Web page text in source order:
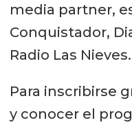
media partner,
Conquistador,
Radio Las Nieves.
Para inscribirse
y conocer el